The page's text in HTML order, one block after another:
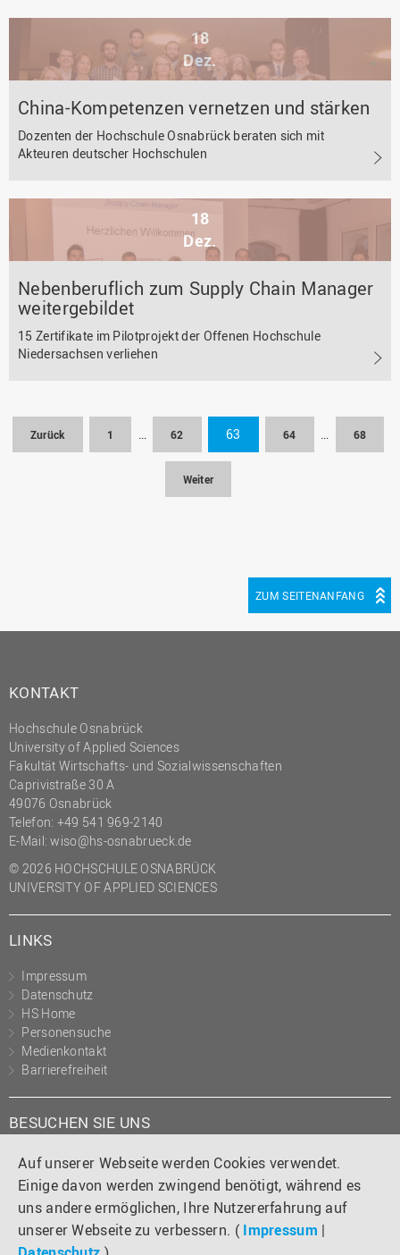
Auf unserer Webseite werden Cookies verwendet.
Einige davon werden zwingend benötigt, während es
uns andere ermöglichen, Ihre Nutzererfahrung auf
unserer Webseite zu verbessern. ( Impressum |
18
Dez.
China-Kompetenzen vernetzen und stärken
Dozenten der Hochschule Osnabrück beraten sich mit
Akteuren deutscher Hochschulen
18
Dez.
Nebenberuflich zum Supply Chain Manager
weitergebildet
15 Zertifikate im Pilotprojekt der Offenen Hochschule
Niedersachsen verliehen
Zurück 1 62 63 64 68
Weiter
ZUM SEITENANFANG
KONTAKT
Hochschule Osnabrück
University of Applied Sciences
Fakultät Wirtschafts- und Sozialwissenschaften
Caprivistraße 30 A
49076 Osnabrück
Telefon: +49 541 969-2140
E-Mail:wiso@hs-osnabrueck.de
© 2026 HOCHSCHULE OSNABRÜCK
UNIVERSITY OF APPLIED SCIENCES
LINKS
Impressum
Datenschutz
HS Home
Personensuche
Medienkontakt
Barrierefreiheit
BESUCHEN SIE UNS
Instagram
TiktokLinkedIn
YouTube
Facebook